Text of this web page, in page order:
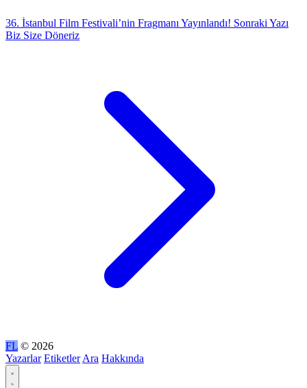
36. İstanbul Film Festivali’nin Fragmanı Yayınlandı! Sonraki Yazı
Biz Size Döneriz
FL © 2026
Yazarlar Etiketler Ara Hakkında